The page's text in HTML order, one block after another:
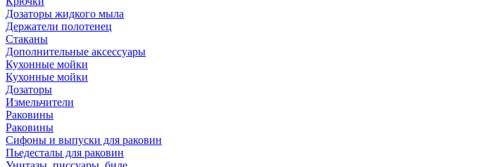
Дозаторы жидкого мыла
Держатели полотенец
Стаканы
Дополнительные аксессуары
Кухонные мойки
Кухонные мойки
Дозаторы
Измельчители
Раковины
Раковины
Сифоны и выпуски для раковин
Пьедесталы для раковин